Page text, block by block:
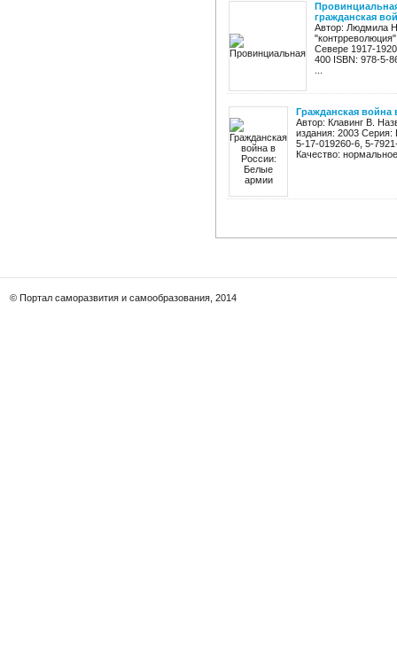
гражданская
Автор: Людмила
Севере 1917-
400 ISBN: 978-5-
Гражданская
Автор: Клавинг В.
издания: 2003 Серия:
5-17-019260-6, 5-
Качество:
© Портал саморазвития и самообразования, 2014